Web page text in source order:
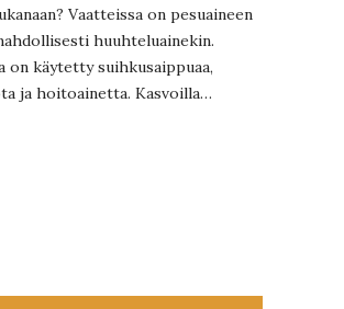
Vaatteissa on pesuaineen
huuhteluainekin.
on käytetty suihkusaippuaa,
ja hoitoainetta. Kasvoilla…